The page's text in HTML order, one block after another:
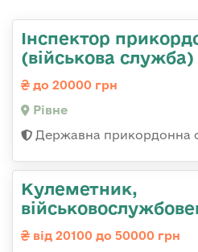
Інспектор
(військова служба)
до 20000 грн
Рівне
Державна прикордонна
Кулеметник,
від 20100 до 50000 грн